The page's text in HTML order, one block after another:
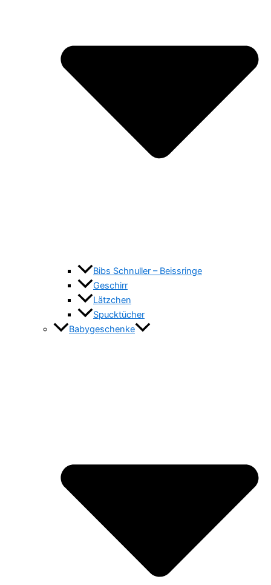
Bibs Schnuller – Beissringe
Geschirr
Lätzchen
Spucktücher
Babygeschenke